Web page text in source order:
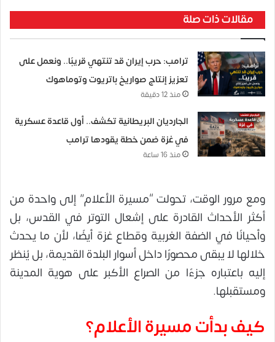
مقالات ذات صلة
ترامب: حرب إيران قد تنتهي قريبًا.. ونعمل على
تعزيز إنتاج صواريخ باتريوت وتوماهوك
منذ 12 دقيقة
الجارديان البريطانية تكشف.. أول قاعدة عسكرية
في غزة ضمن خطة يقودها ترامب
منذ 16 ساعة
ومع مرور الوقت، تحولت “مسيرة الأعلام” إلى واحدة من
أكثر الأحداث القادرة على إشعال التوتر في القدس، بل
وأحيانًا في الضفة الغربية وقطاع غزة أيضًا، لأن ما يحدث
خلالها لا يبقى محصورًا داخل أسوار البلدة القديمة، بل يُنظر
إليه باعتباره جزءًا من الصراع الأكبر على هوية المدينة
ومستقبلها.
كيف بدأت مسيرة الأعلام؟